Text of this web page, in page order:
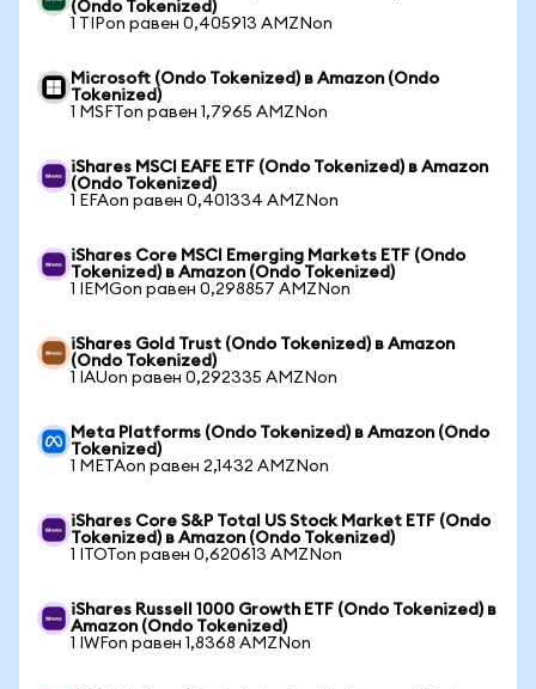
(Ondo Tokenized)
1 TIPon равен 0,405913 AMZNon
Microsoft (Ondo Tokenized) в Amazon (Ondo
Tokenized)
1 MSFTon равен 1,7965 AMZNon
iShares MSCI EAFE ETF (Ondo Tokenized) в Amazon
(Ondo Tokenized)
1 EFAon равен 0,401334 AMZNon
iShares Core MSCI Emerging Markets ETF (Ondo
Tokenized) в Amazon (Ondo Tokenized)
1 IEMGon равен 0,298857 AMZNon
iShares Gold Trust (Ondo Tokenized) в Amazon
(Ondo Tokenized)
1 IAUon равен 0,292335 AMZNon
Meta Platforms (Ondo Tokenized) в Amazon (Ondo
Tokenized)
1 METAon равен 2,1432 AMZNon
iShares Core S&P Total US Stock Market ETF (Ondo
Tokenized) в Amazon (Ondo Tokenized)
1 ITOTon равен 0,620613 AMZNon
iShares Russell 1000 Growth ETF (Ondo Tokenized) в
Amazon (Ondo Tokenized)
1 IWFon равен 1,8368 AMZNon